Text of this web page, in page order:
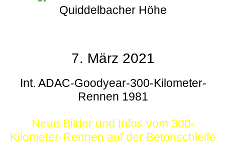
Quiddelbacher Höhe
7. März 2021
Int. ADAC-Goodyear-300-Kilometer-
Rennen 1981
Neue Bilder und Infos vom 300-
Kilometer-Rennen auf der Betonschleife